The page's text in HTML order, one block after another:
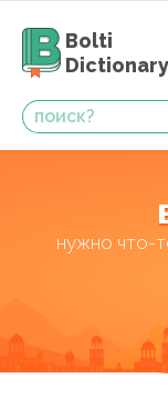
Bolti
Dictionary
нужно что-